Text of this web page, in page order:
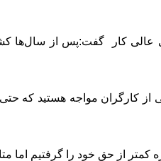
عالی کار گفت:پس از
از کارگران مواجه هستید
از حق خود را گرفتیم اما